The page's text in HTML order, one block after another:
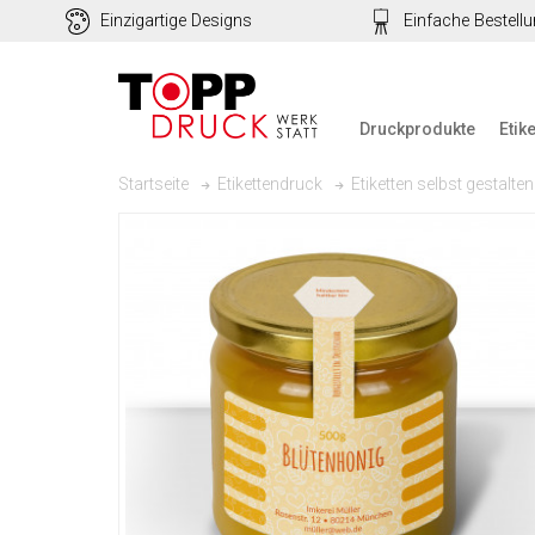
Einzigartige Designs Einfache
Druckprodukte
Startseite Etikettendruck Etiketten selbst gestalten